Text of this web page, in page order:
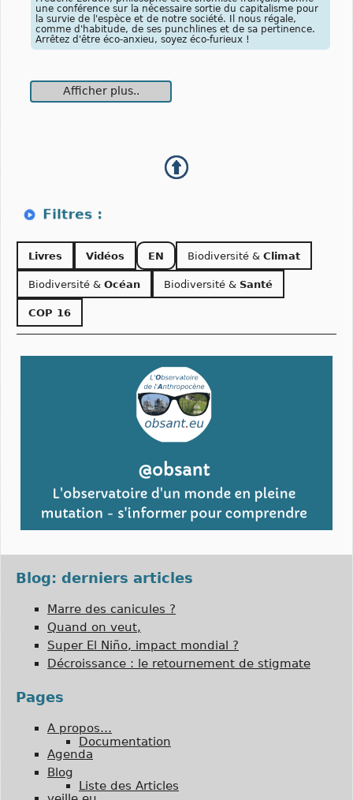
une conférence sur la nécessaire sortie du capitalisme pour
la survie de l'espèce et de notre société. Il nous régale,
comme d'habitude, de ses punchlines et de sa pertinence.
Arrêtez d'être éco-anxieu, soyez éco-furieux !
Afficher plus..
Livres Vidéos EN Biodiversité & Climat
Biodiversité & Océan Biodiversité & Santé
COP 16
Blog: derniers articles
Marre des canicules ?
Quand on veut,
Super El Niño, impact mondial ?
Décroissance : le retournement de stigmate
Pages
A propos…
Documentation
Agenda
Blog
Liste des Articles